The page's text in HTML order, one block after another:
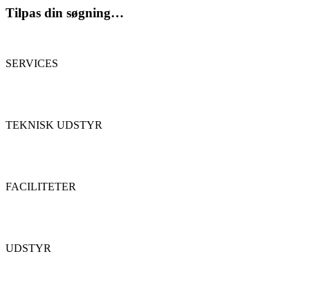
Tilpas din søgning…
SERVICES
TEKNISK UDSTYR
FACILITETER
UDSTYR